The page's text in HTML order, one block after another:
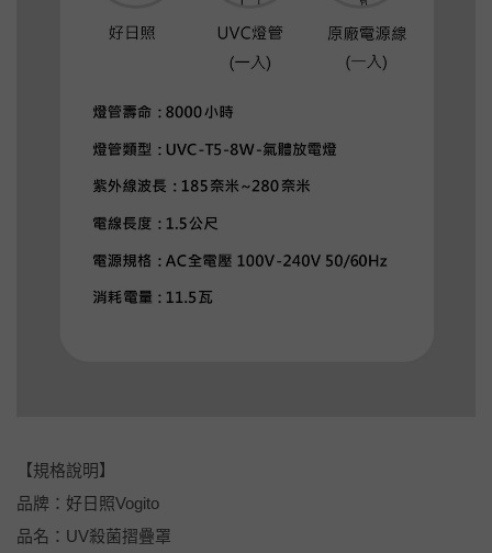
【規格說明】
品牌：好日照Vogito
品名：UV殺菌摺疊罩